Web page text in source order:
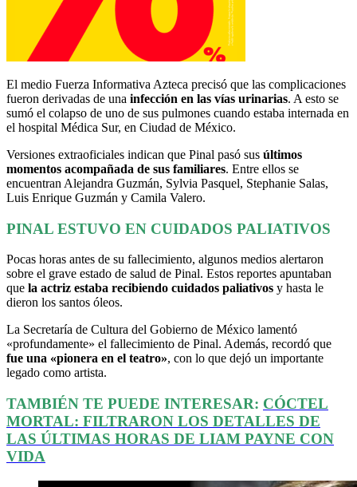
El medio Fuerza Informativa Azteca precisó que las complicaciones
fueron derivadas de una infección en las vías urinarias. A esto se
sumó el colapso de uno de sus pulmones cuando estaba internada en
el hospital Médica Sur, en Ciudad de México.
Versiones extraoficiales indican que Pinal pasó sus últimos
momentos acompañada de sus familiares. Entre ellos se
encuentran Alejandra Guzmán, Sylvia Pasquel, Stephanie Salas,
Luis Enrique Guzmán y Camila Valero.
PINAL ESTUVO EN CUIDADOS PALIATIVOS
Pocas horas antes de su fallecimiento, algunos medios alertaron
sobre el grave estado de salud de Pinal. Estos reportes apuntaban
que la actriz estaba recibiendo cuidados paliativos y hasta le
dieron los santos óleos.
La Secretaría de Cultura del Gobierno de México lamentó
«profundamente» el fallecimiento de Pinal. Además, recordó que
fue una «pionera en el teatro», con lo que dejó un importante
legado como artista.
TAMBIÉN TE PUEDE INTERESAR: CÓCTEL
MORTAL: FILTRARON LOS DETALLES DE
LAS ÚLTIMAS HORAS DE LIAM PAYNE CON
VIDA